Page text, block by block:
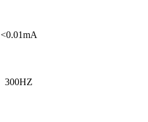
<0.01mA
300HZ